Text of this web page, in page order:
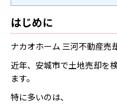
はじめに
ナカオホーム 三河不動産売
近年、安城市で土地売却を
ます。
特に多いのは、